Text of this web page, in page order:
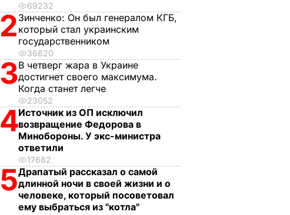
69232
2 Зинченко: Он был генералом КГБ,
который стал украинским
государственником
36620
3В четверг жара в Украине
достигнет своего максимума.
Когда станет легче
23052
4Источник из ОП исключил
возвращение Федорова в
Минобороны. У экс-министра
ответили
17682
5Драпатый рассказал о самой
длинной ночи в своей жизни и о
человеке, который посоветовал
ему выбраться из "котла"